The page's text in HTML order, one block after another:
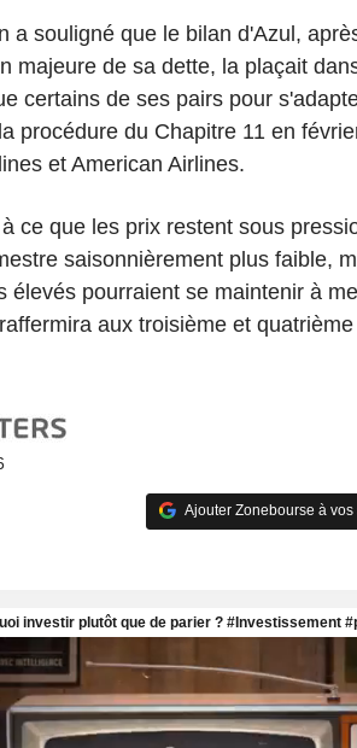
a souligné que le bilan d'Azul,
majeure de sa dette, la plaçait
certains de ses pairs pour
procédure du Chapitre 11 en
et American Airlines.
ce que les prix restent sous
saisonnièrement plus faible,
élevés pourraient se maintenir à
aux troisième et
Ajouter Zonebourse à vos